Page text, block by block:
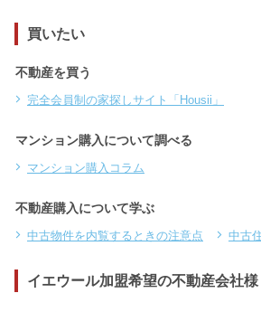
買いたい
不動産を買う
完全会員制の家探しサイト「Housii」
マンション購入について調べる
マンション購入コラム
不動産購入について学ぶ
中古物件を内覧するときの注意点 中古
イエウール加盟希望の不動産会社様